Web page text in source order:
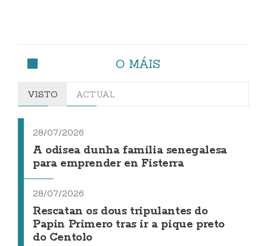
O MÁIS
VISTO ACTUAL
28/07/2026
A odisea dunha familia senegalesa
para emprender en Fisterra
28/07/2026
Rescatan os dous tripulantes do
Papin Primero tras ir a pique preto
do Centolo